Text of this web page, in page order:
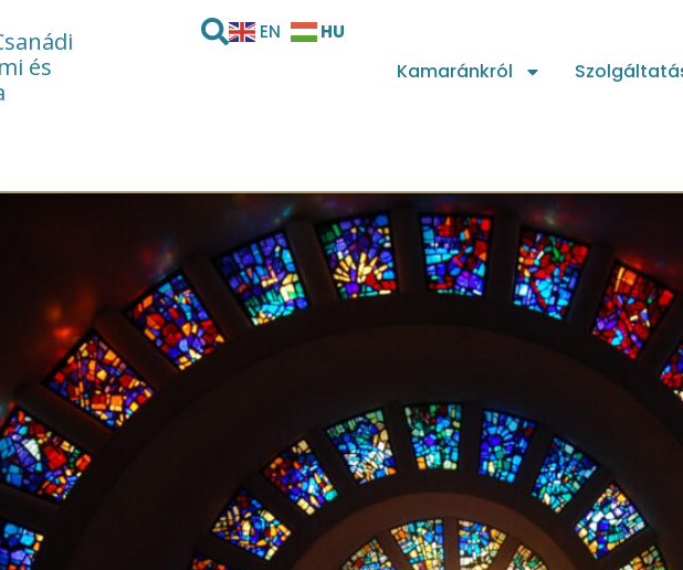
és
EN HU
Kamaránkról